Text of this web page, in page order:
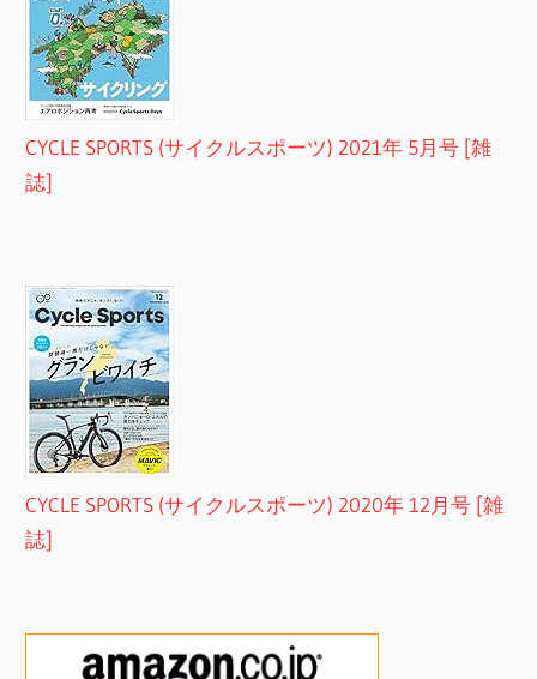
CYCLE SPORTS (サイクルスポーツ) 2021年 5月号 [雑
誌]
CYCLE SPORTS (サイクルスポーツ) 2020年 12月号 [雑
誌]